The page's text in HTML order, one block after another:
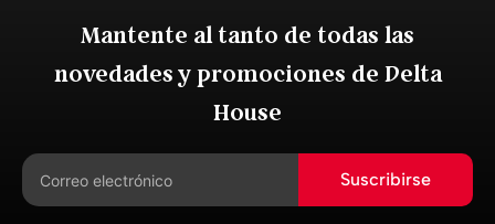
Mantente al tanto de todas las
novedades y promociones de Delta
House
Suscribirse